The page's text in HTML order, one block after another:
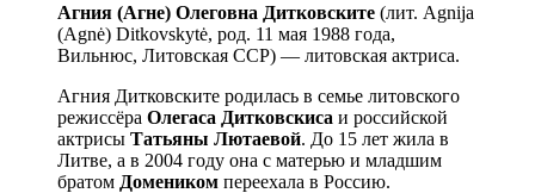
Агния (Агне) Олеговна Дитковските (лит. Agnija
(Agnė) Ditkovskytė, род. 11 мая 1988 года,
Вильнюс, Литовская ССР) — литовская актриса.
Агния Дитковските родилась в семье литовского
режиссёра Олегаса Дитковскиса и российской
актрисы Татьяны Лютаевой. До 15 лет жила в
Литве, а в 2004 году она с матерью и младшим
братом Домеником переехала в Россию.